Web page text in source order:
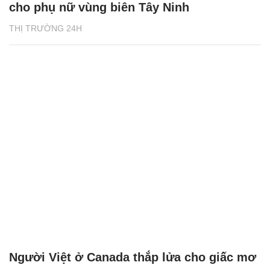
THỊ TRƯỜNG 24H
cho phụ nữ vùng biên Tây Ninh
Người Việt ở Canada thắp lửa cho giấc mơ